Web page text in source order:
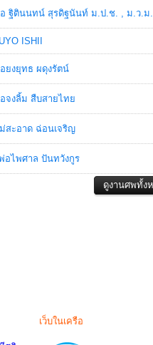
ฐิตินนทน์ สุรดิฐนันท์ ม.ป.ช. , ม.ว.ม.
ISHII
ยงยุทธ ผดุงรัตน์
จงลิ้ม สืบสายไทย
สะอาด ฉ่อนเจริญ
ไพศาล ปันทวังกูร
เว็บในเครือ